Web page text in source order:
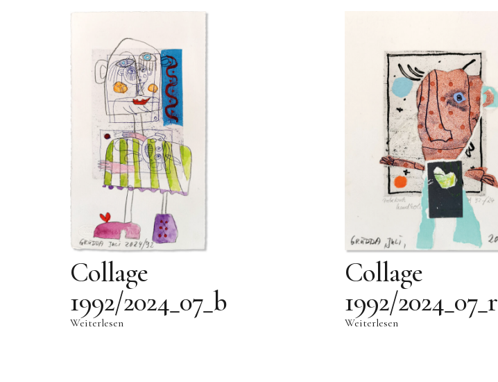
Collage
1992/2024_07_b
Weiterlesen
Collage
1992/2024_07_r
Weiterlesen